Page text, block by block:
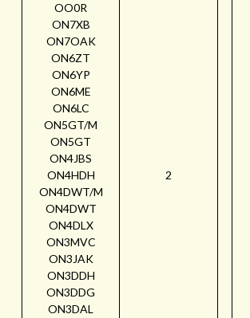
OO0R
ON7XB
ON7OAK
ON6ZT
ON6YP
ON6ME
ON6LC
ON5GT/M
ON5GT
ON4JBS
ON4HDH
ON4DWT/M
ON4DWT
ON4DLX
ON3MVC
ON3JAK
ON3DDH
ON3DDG
ON3DAL
2